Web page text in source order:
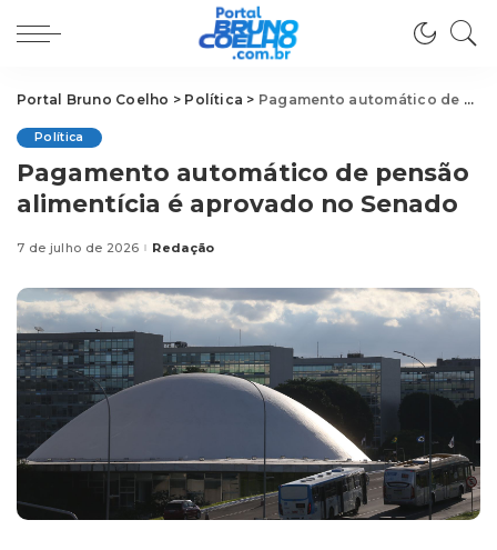
Portal Bruno Coelho > Política > Pagamento automático de pensão alimentícia é aprovado no Senado
Política
Pagamento automático de pensão
alimentícia é aprovado no Senado
7 de julho de 2026Posted
Redação